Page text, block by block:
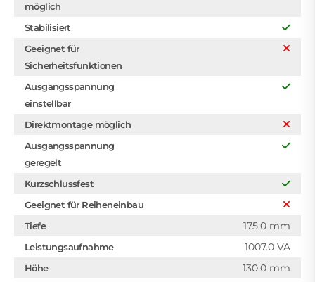
möglich
Stabilisiert
Geeignet für
Sicherheitsfunktionen
Ausgangsspannung
einstellbar
Direktmontage möglich
Ausgangsspannung
geregelt
Kurzschlussfest
Geeignet für Reiheneinbau
Tiefe
175.0 mm
Leistungsaufnahme 1007.0 VA
Höhe 130.0 mm